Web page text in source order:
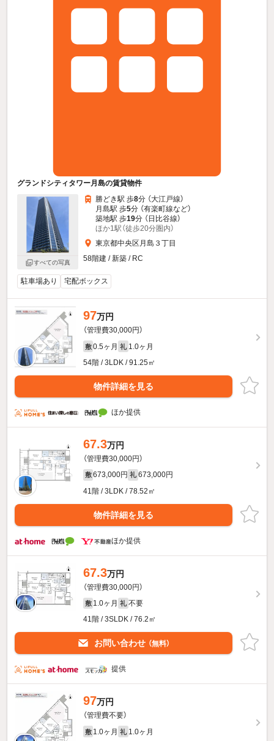
グランドシティタワー月島の賃貸物件
すべての写真
勝どき駅 歩8分 （大江戸線）
月島駅 歩5分 （有楽町線など）
築地駅 歩19分 （日比谷線）
ほか1駅（徒歩20分圏内）
東京都中央区月島３丁目
58階建 / 新築 / RC
駐車場あり 宅配ボックス
97万円
（管理費30,000円）
敷 0.5ヶ月 礼 1.0ヶ月
54階 / 3LDK / 91.25㎡
物件詳細を見る
ほか提供
67.3万円
（管理費30,000円）
敷 673,000円 礼 673,000円
41階 / 3LDK / 78.52㎡
物件詳細を見る
ほか提供
67.3万円
（管理費30,000円）
敷 1.0ヶ月 礼 不要
41階 / 3SLDK / 76.2㎡
お問い合わせ （無料）
提供
97万円
（管理費不要）
敷 1.0ヶ月 礼 1.0ヶ月